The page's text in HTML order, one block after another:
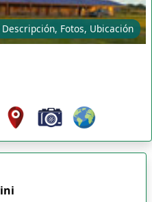
Descripción, Fotos, Ubicación